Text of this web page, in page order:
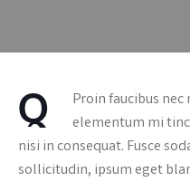
Q
Proin faucibus nec
elementum mi
nisi in consequat. Fusce
sollicitudin, ipsum eget